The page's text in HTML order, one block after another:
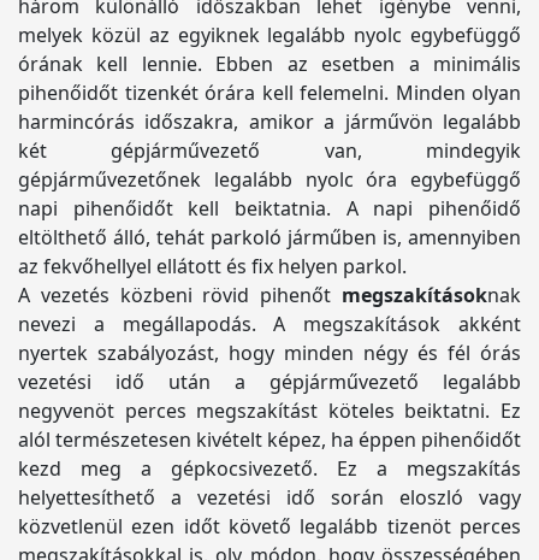
három különálló időszakban lehet igénybe venni,
melyek közül az egyiknek legalább nyolc egybefüggő
órának kell lennie. Ebben az esetben a minimális
pihenőidőt tizenkét órára kell felemelni. Minden olyan
harmincórás időszakra, amikor a járművön legalább
két gépjárművezető van, mindegyik
gépjárművezetőnek legalább nyolc óra egybefüggő
napi pihenőidőt kell beiktatnia. A napi pihenőidő
eltölthető álló, tehát parkoló járműben is, amennyiben
az fekvőhellyel ellátott és fix helyen parkol.
A vezetés közbeni rövid pihenőt megszakításoknak
nevezi a megállapodás. A megszakítások akként
nyertek szabályozást, hogy minden négy és fél órás
vezetési idő után a gépjárművezető legalább
negyvenöt perces megszakítást köteles beiktatni. Ez
alól természetesen kivételt képez, ha éppen pihenőidőt
kezd meg a gépkocsivezető. Ez a megszakítás
helyettesíthető a vezetési idő során eloszló vagy
közvetlenül ezen időt követő legalább tizenöt perces